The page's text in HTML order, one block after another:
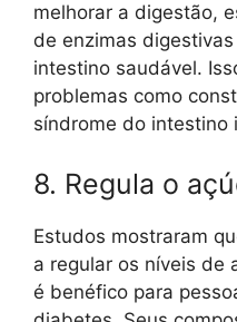
melhorar a digestão,
de enzimas
intestino saudável.
problemas como
síndrome do intestino
8. Regula o
Estudos mostraram
a regular os níveis de
é benéfico para